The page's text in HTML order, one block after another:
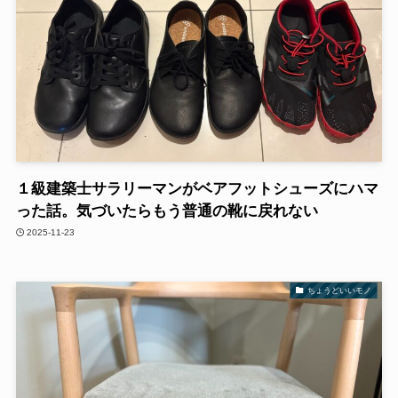
１級建築士サラリーマンがベアフットシューズにハマ
った話。気づいたらもう普通の靴に戻れない
2025-11-23
ちょうどいいモノ